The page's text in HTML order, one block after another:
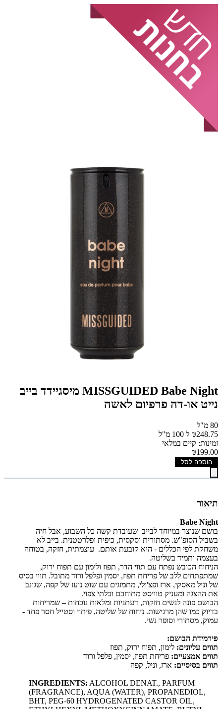
MISSGUIDED Babe Night מיסגיידד בייב
נייט או-דה פרפיום לאשה
80 מ"ל
₪248.75 ל 100 מ"ל
זמינות: קיים במלאי
₪199.00
הוספה לסל
תיאור
Babe Night
בושם שנוצר במיוחד לבייב שעובדת קשה כל השבוע, אבל חיה
בשביל הסופ"ש. מסתורית וסקסית, כיפית ופלרטטנית. בייב לא
משחקת לפי הכללים - היא קובעת אותם. עוצמתית, חזקה, בטוחה
בעצמה ותמיד בשליטה.
הניחוח הכובש נפתח עם תווי הדר, תפוז ולימון עם תפוח ירוק,
שמתפתחים ללב של פריחת תפוז, יסמין ופלפל ורוד מתובל. תווי בסיס
של וניל מאסקי, ארז ופצ'ולי, מתמזגים עם שוט נועז של קפה, שגונב
את ההצגה ומעניק טוויסט מתוחכם ובלתי צפוי.
הבושם פונה לנשים חזקות, דעתניות ומלאות נוכחות – שמריחות
בדיוק כמו שהן מרגישות. ניחוח של שליטה, פיתוי וסטייל חסר פחד -
עמוק, מסתורי וסופר נשי.
פירמידת הבושם:
תווים עליונים: לימון, תפוח ירוק, תפוז
תווים אמצעיים: פריחת תפוז, יסמין, פלפל ורוד
תווים בסיסיים: ארז, וניל, קפה
INGREDIENTS: ALCOHOL DENAT., PARFUM
(FRAGRANCE), AQUA (WATER), PROPANEDIOL,
BHT, PEG-60 HYDROGENATED CASTOR OIL,